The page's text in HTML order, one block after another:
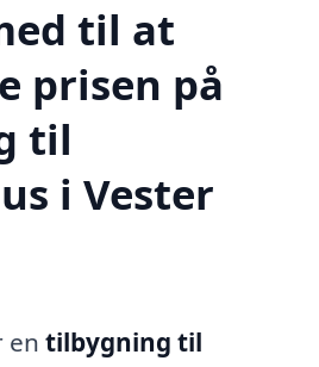
til at
prisen på
til
i Vester
en tilbygning til